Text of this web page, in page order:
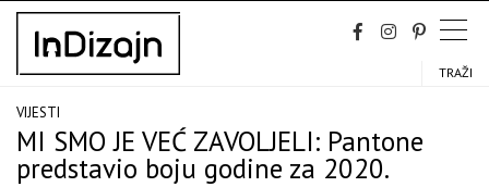
Skip
content
TRAŽI
VIJESTI
MI SMO JE VEĆ ZAVOLJELI: Pantone
predstavio boju godine za 2020.